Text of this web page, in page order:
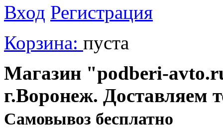
Вход Регистрация
Корзина: пуста
Магазин "podberi-
г.Воронеж. Доставляем
Cамовывоз бесплатно